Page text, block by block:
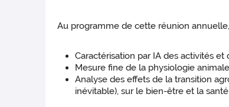
Au programme de cette réunion
Caractérisation par IA des activités
Mesure fine de la physiologie
Analyse des effets de la transition
inévitable), sur le bien-être et la